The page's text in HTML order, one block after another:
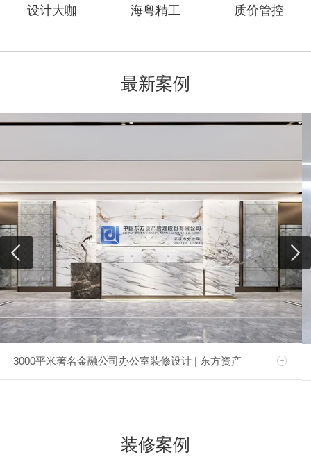
设计大咖 海粤精工 质价管控
最新案例
3000平米著名金融公司办公室装修设计 | 东方资产
装修案例